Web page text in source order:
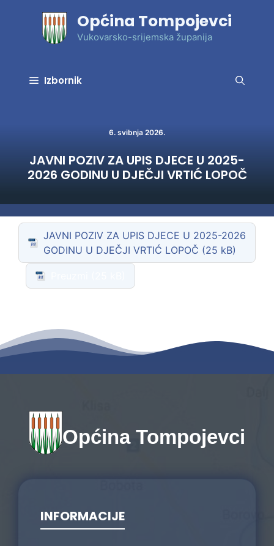
Općina Tompojevci
Vukovarsko-srijemska županija
Izbornik
6. svibnja 2026.
JAVNI POZIV ZA UPIS DJECE U 2025-
2026 GODINU U DJEČJI VRTIĆ LOPOČ
JAVNI POZIV ZA UPIS DJECE U 2025-2026
GODINU U DJEČJI VRTIĆ LOPOČ
Općina Tompojevci
INFORMACIJE